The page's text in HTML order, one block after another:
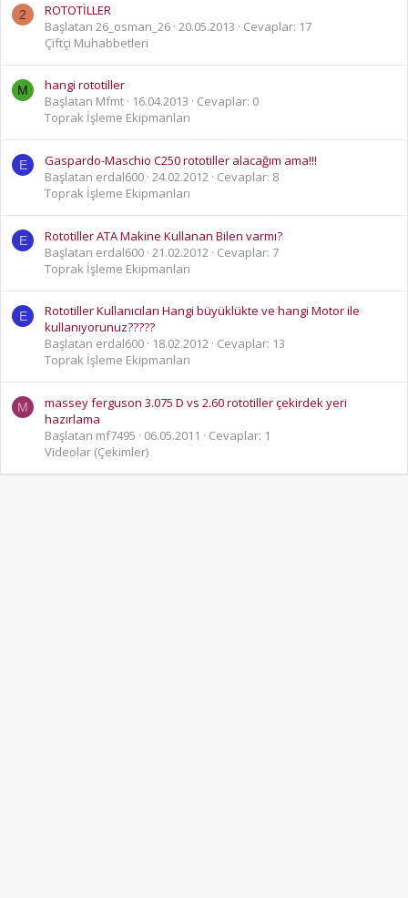
2
ROTOTİLLER
Başlatan 26_osman_26 20.05.2013
Cevaplar: 17
Çiftçi Muhabbetleri
M
hangi rototiller
Başlatan Mfmt
16.04.2013
Cevaplar: 0
Toprak İşleme Ekipmanları
E
Gaspardo-Maschio C250 rototiller alacağım ama!!!
Başlatan erdal600 24.02.2012 Cevaplar: 8
Toprak İşleme Ekipmanları
E
Rototiller ATA Makine Kullanan Bilen varmı?
Başlatan erdal600 21.02.2012 Cevaplar: 7
Toprak İşleme Ekipmanları
E
Rototiller Kullanıcıları Hangi büyüklükte ve hangi Motor ile
kullanıyorunuz?????
Başlatan erdal600
18.02.2012 Cevaplar: 13
Toprak İşleme Ekipmanları
M
massey ferguson 3.075 D vs 2.60 rototiller çekirdek yeri
hazırlama
Başlatan mf7495
06.05.2011
Cevaplar: 1
Videolar (Çekimler)